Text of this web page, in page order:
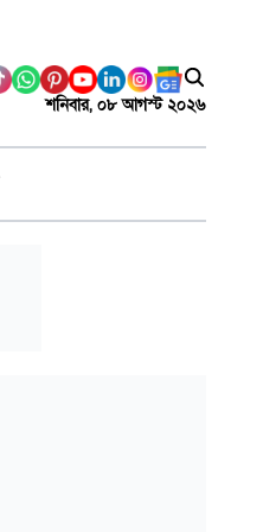
শনিবার, ০৮ আগস্ট ২০২৬